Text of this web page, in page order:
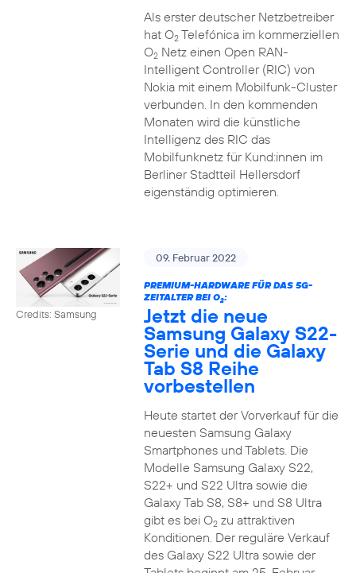
Als erster deutscher Netzbetreiber
hat O2Telefónica im kommerziellen
O2Netz einen Open RAN-
Intelligent Controller (RIC) von
Nokia mit einem Mobilfunk-Cluster
verbunden. In den kommenden
Monaten wird die künstliche
Intelligenz des RIC das
Mobilfunknetz für Kund:innen im
Berliner Stadtteil Hellersdorf
eigenständig optimieren.
Credits: Samsung
09. Februar 2022
PREMIUM-HARDWARE FÜR DAS 5G-
ZEITALTER BEI O2:
Jetzt die neue
Samsung Galaxy S22-
Serie und die Galaxy
Tab S8 Reihe
vorbestellen
Heute startet der Vorverkauf für die
neuesten Samsung Galaxy
Smartphones und Tablets. Die
Modelle Samsung Galaxy S22,
S22+ und S22 Ultra sowie die
Galaxy Tab S8, S8+ und S8 Ultra
gibt es bei O2zu attraktiven
Konditionen. Der reguläre Verkauf
des Galaxy S22 Ultra sowie der